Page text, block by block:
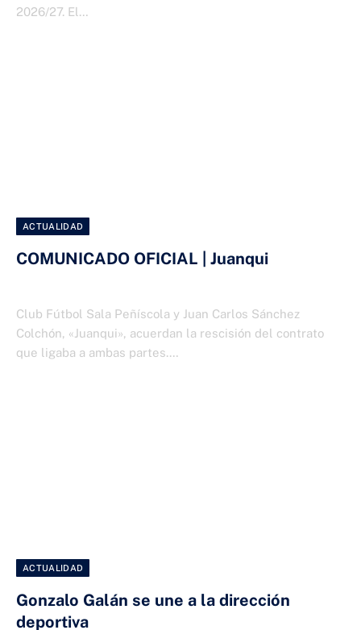
2026/27. El…
ACTUALIDAD
COMUNICADO OFICIAL | Juanqui
Club Fútbol Sala Peñíscola y Juan Carlos Sánchez
Colchón, «Juanqui», acuerdan la rescisión del contrato
que ligaba a ambas partes.…
ACTUALIDAD
Gonzalo Galán se une a la dirección
deportiva